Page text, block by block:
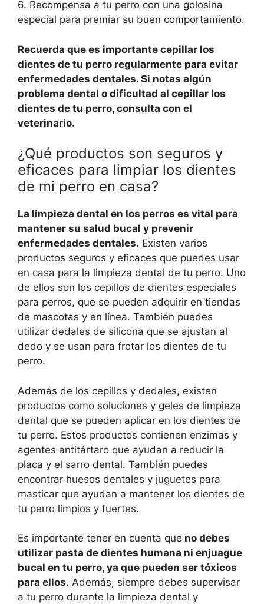
6. Recompensa a tu perro con una golosina
especial para premiar su buen comportamiento.
Recuerda que es importante cepillar los
dientes de tu perro regularmente para evitar
enfermedades dentales. Si notas algún
problema dental o dificultad al cepillar los
dientes de tu perro, consulta con el
veterinario.
¿Qué productos son seguros y
eficaces para limpiar los dientes
de mi perro en casa?
La limpieza dental en los perros es vital para
mantener su salud bucal y prevenir
enfermedades dentales. Existen varios
productos seguros y eficaces que puedes usar
en casa para la limpieza dental de tu perro. Uno
de ellos son los cepillos de dientes especiales
para perros, que se pueden adquirir en tiendas
de mascotas y en línea. También puedes
utilizar dedales de silicona que se ajustan al
dedo y se usan para frotar los dientes de tu
perro.
Además de los cepillos y dedales, existen
productos como soluciones y geles de limpieza
dental que se pueden aplicar en los dientes de
tu perro. Estos productos contienen enzimas y
agentes antitártaro que ayudan a reducir la
placa y el sarro dental. También puedes
encontrar huesos dentales y juguetes para
masticar que ayudan a mantener los dientes de
tu perro limpios y fuertes.
Es importante tener en cuenta que no debes
utilizar pasta de dientes humana ni enjuague
bucal en tu perro, ya que pueden ser tóxicos
para ellos. Además, siempre debes supervisar
a tu perro durante la limpieza dental y